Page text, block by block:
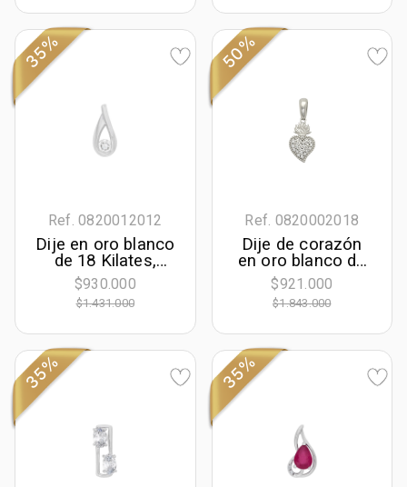
35%
Ref. 0820012012
Dije en oro blanco
de 18 Kilates,
Onda, con zircón
central
$930.000
$1.431.000
50%
Ref. 0820002018
Dije de corazón
en oro blanco de
18 Kilates, con
zircones
$921.000
$1.843.000
35% 35%